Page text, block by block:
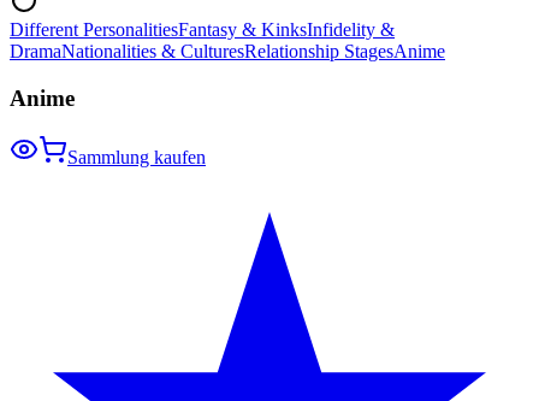
Different PersonalitiesFantasy & KinksInfidelity &
DramaNationalities & CulturesRelationship StagesAnime
Anime
Sammlung kaufen